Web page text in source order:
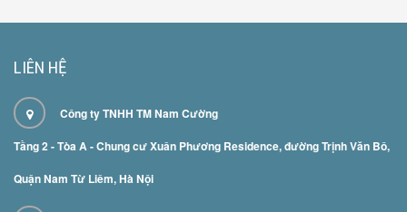
LIÊN HỆ
Công ty TNHH TM Nam Cường
Tầng 2 - Tòa A - Chung cư Xuân Phương Residence, đường Trịnh Văn Bô,
Quận Nam Từ Liêm, Hà Nội